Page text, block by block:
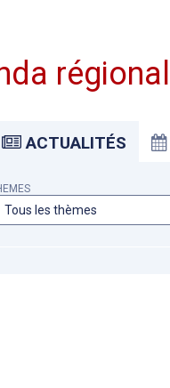
régional
ACTUALITÉS